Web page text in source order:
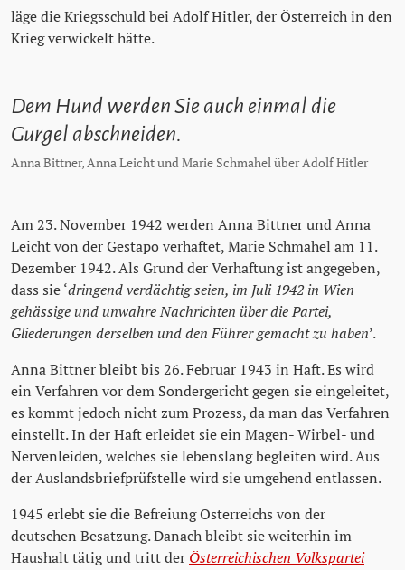
läge die Kriegsschuld bei Adolf Hitler, der Österreich in den
Krieg verwickelt hätte.
Dem Hund werden Sie auch einmal die
Gurgel abschneiden.
Anna Bittner, Anna Leicht und Marie Schmahel über Adolf Hitler
Am 23. November 1942 werden Anna Bittner und Anna
Leicht von der Gestapo verhaftet, Marie Schmahel am 11.
Dezember 1942. Als Grund der Verhaftung ist angegeben,
dass sie ‘dringend verdächtig seien, im Juli 1942 in Wien
gehässige und unwahre Nachrichten über die Partei,
Gliederungen derselben und den Führer gemacht zu haben’.
Anna Bittner bleibt bis 26. Februar 1943 in Haft. Es wird
ein Verfahren vor dem Sondergericht gegen sie eingeleitet,
es kommt jedoch nicht zum Prozess, da man das Verfahren
einstellt. In der Haft erleidet sie ein Magen- Wirbel- und
Nervenleiden, welches sie lebenslang begleiten wird. Aus
der Auslandsbriefprüfstelle wird sie umgehend entlassen.
1945 erlebt sie die Befreiung Österreichs von der
deutschen Besatzung. Danach bleibt sie weiterhin im
Haushalt tätig und tritt der Österreichischen Volkspartei